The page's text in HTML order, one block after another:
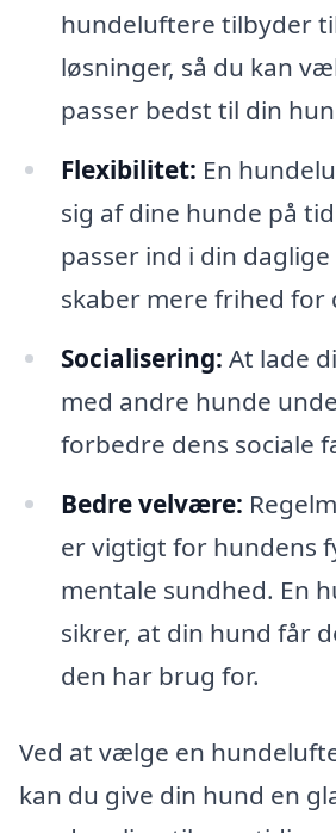
hundeluftere tilbyder
løsninger, så du kan
passer bedst til din
Flexibilitet: En
sig af dine hunde på
passer ind i din
skaber mere frihed for
Socialisering: At lade
med andre hunde
forbedre dens sociale
Bedre velvære:
er vigtigt for hundens
mentale sundhed. En
sikrer, at din hund får
den har brug for.
Ved at vælge en
kan du give din hund en